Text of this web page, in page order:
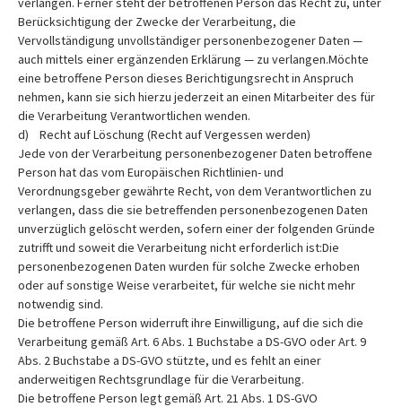
Berücksichtigung der Zwecke der Verarbeitung, die
Vervollständigung unvollständiger personenbezogener Daten —
auch mittels einer ergänzenden Erklärung — zu verlangen.Möchte
eine betroffene Person dieses Berichtigungsrecht in Anspruch
nehmen, kann sie sich hierzu jederzeit an einen Mitarbeiter des für
die Verarbeitung Verantwortlichen wenden.
d) Recht auf Löschung (Recht auf Vergessen werden)
Jede von der Verarbeitung personenbezogener Daten betroffene
Person hat das vom Europäischen Richtlinien- und
Verordnungsgeber gewährte Recht, von dem Verantwortlichen zu
verlangen, dass die sie betreffenden personenbezogenen Daten
unverzüglich gelöscht werden, sofern einer der folgenden Gründe
zutrifft und soweit die Verarbeitung nicht erforderlich ist:Die
personenbezogenen Daten wurden für solche Zwecke erhoben
oder auf sonstige Weise verarbeitet, für welche sie nicht mehr
notwendig sind.
Die betroffene Person widerruft ihre Einwilligung, auf die sich die
Verarbeitung gemäß Art. 6 Abs. 1 Buchstabe a DS-GVO oder Art. 9
Abs. 2 Buchstabe a DS-GVO stützte, und es fehlt an einer
anderweitigen Rechtsgrundlage für die Verarbeitung.
Die betroffene Person legt gemäß Art. 21 Abs. 1 DS-GVO